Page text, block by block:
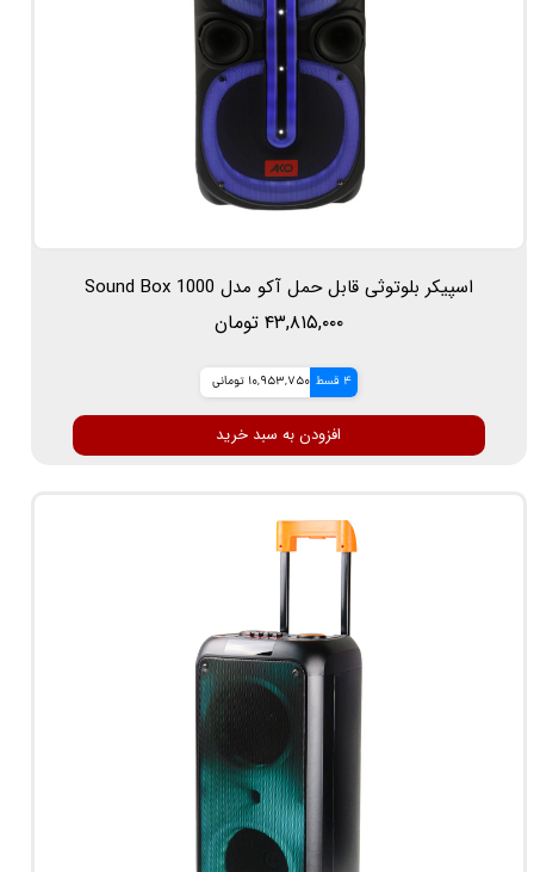
اسپیکر بلوتوثی قابل حمل آکو مدل Sound Box 1000
۴۳,۸۱۵,۰۰۰ تومان
4 قسط 10,953,750 تومانی
افزودن به سبد خرید